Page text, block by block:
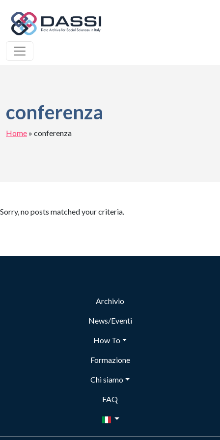
conferenza
Home » conferenza
Sorry, no posts matched your criteria.
Archivio
News/Eventi
How To
Formazione
Chi siamo
FAQ